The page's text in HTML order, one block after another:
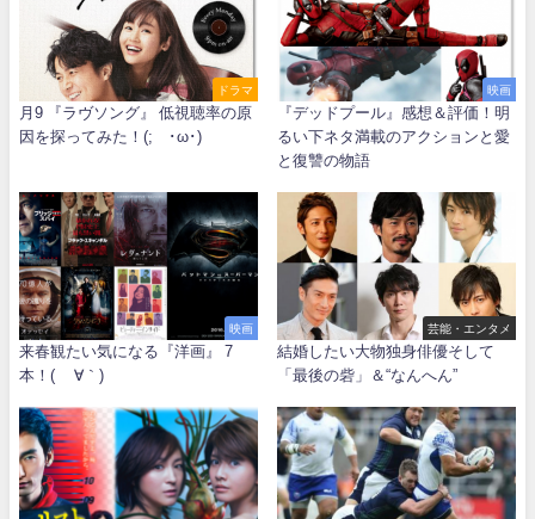
ドラマ
月9 『ラヴソング』 低視聴率の原
因を探ってみた！(;´･ω･)
映画
『デッドプール』感想＆評価！明
るい下ネタ満載のアクションと愛
と復讐の物語
映画
来春観たい気になる『洋画』 7
本！( ´∀｀)
芸能・エンタメ
結婚したい大物独身俳優そして
「最後の砦」＆“なんへん”